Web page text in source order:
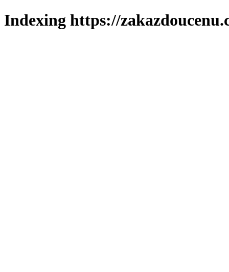
Indexing https://